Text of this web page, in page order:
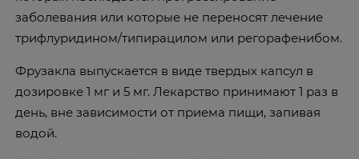
заболевания или которые не переносят лечение
трифлуридином/типирацилом или регорафенибом.
Фрузакла выпускается в виде твердых капсул в
дозировке 1 мг и 5 мг. Лекарство принимают 1 раз в
день, вне зависимости от приема пищи, запивая
водой.